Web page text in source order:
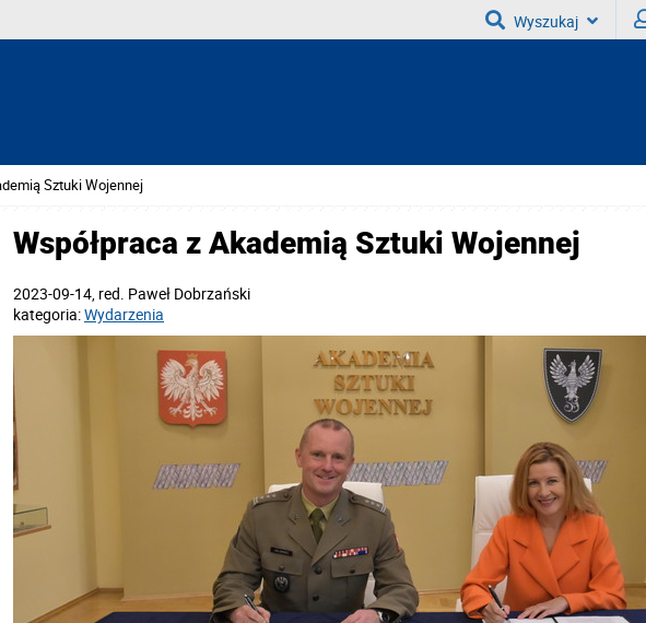
Wyszukaj
Sztuki Wojennej
Współpraca z Akademią Sztuki Wojennej
2023-09-14, red. Paweł Dobrzański
kategoria:Wydarzenia